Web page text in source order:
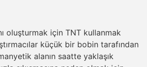
oluşturmak için TNT kullanmak
küçük bir bobin tarafından
alanın saatte yaklaşık